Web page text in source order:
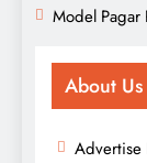
Model Pagar
About Us
Advertise